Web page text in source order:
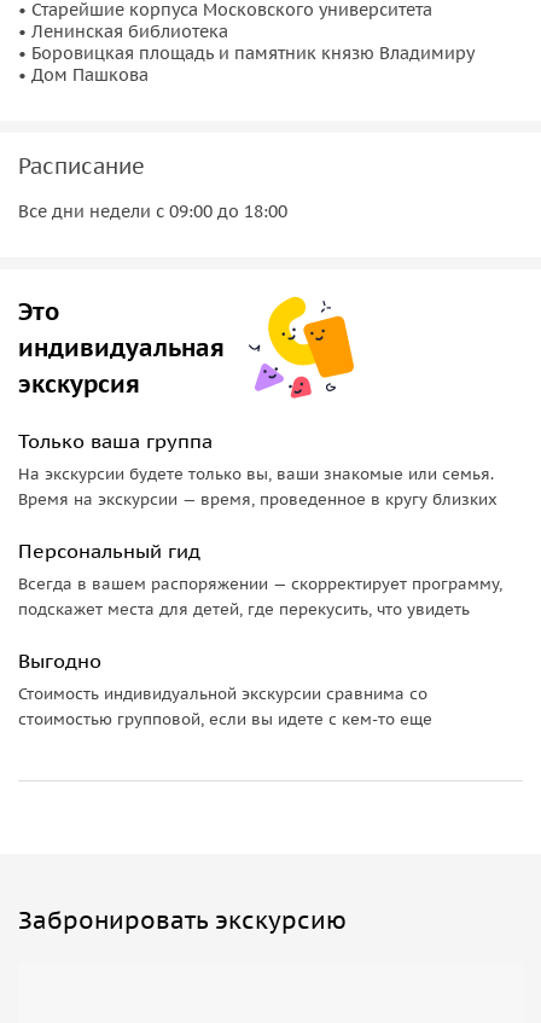
красивых зданий города.
• Старейшие корпуса Московского университета
• Ленинская библиотека
• Боровицкая площадь и памятник князю Владимиру
• Дом Пашкова
Расписание
Все дни недели с 09:00 до 18:00
Это
индивидуальная
экскурсия
Только ваша группа
На экскурсии будете только вы, ваши знакомые или семья.
Время на экскурсии — время, проведенное в кругу близких
Персональный гид
Всегда в вашем распоряжении — скорректирует программу,
подскажет места для детей, где перекусить, что увидеть
Выгодно
Стоимость индивидуальной экскурсии сравнима со
стоимостью групповой, если вы идете с кем-то еще
Забронировать экскурсию